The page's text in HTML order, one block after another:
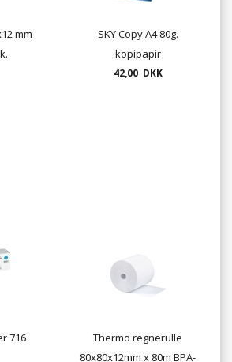
mm
SKY Copy A4 80g.
kopipapir
42,00 DKK
716
Thermo regnerulle
80x80x12mm x 80m BPA-